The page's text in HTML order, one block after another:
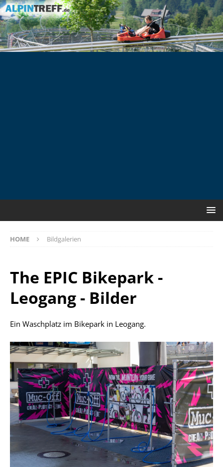
HOME Bildgalerien
The EPIC Bikepark -
Leogang - Bilder
Ein Waschplatz im Bikepark in Leogang.